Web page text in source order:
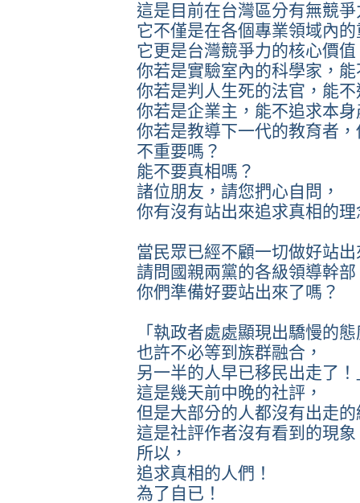
這是目前在台灣區分有無競
它不僅是在各個專業領域內
它更是台灣競爭力的核心價值
你若是實驗室內的科學家，
你若是判人生死的法官，能
你若是企業主，能不追求本
你若是教導下一代的教育者
不重要嗎？
能不要真相嗎？
諸位朋友，請您捫心自問，
你有沒有站出來追求真相的
當民眾已經不顧一切做好站
請問國親兩黨的各級領導幹部
你們準備好要站出來了嗎？
「執政者處處顯現出驕慢的
也許不必等到族群融合，
另一半的人早已移民出走了！
這是幾天前中晚的社評，
但是大部分的人都沒有出走
這是社評作者沒有看到的現象
所以，
追求真相的人們！
為了自已！